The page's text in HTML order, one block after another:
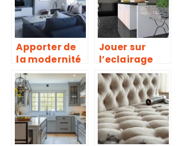
Apporter de
la modernité
dans votre
salon en ne
changeant
pas grand-
chose
Jouer sur
l’eclairage
pour la
decoration
d’interieur